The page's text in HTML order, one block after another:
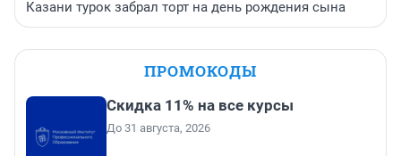
Казани турок забрал торт на день рождения сына
ПРОМОКОДЫ
Скидка 11% на все курсы
До 31 августа, 2026